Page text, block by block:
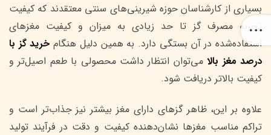
بسیاری از کارشناسان حوزه شیرینی‌های سنتی معتقدند که کیفیت
تجربه مصرف گز تا حد زیادی به میزان و کیفیت مغزهای
استفاده‌شده در آن بستگی دارد. به همین دلیل هنگام خرید گز با
درصد مغز بالامی‌توان انتظار داشت محصولی با طعم اصیل‌تر و
کیفیت بالاتر دریافت شود.
علاوه بر این، ظاهر گزهای دارای مغز بیشتر نیز جذاب‌تر است و
تراکم مناسب مغزها نشان‌دهنده کیفیت و دقت در فرآیند تولید